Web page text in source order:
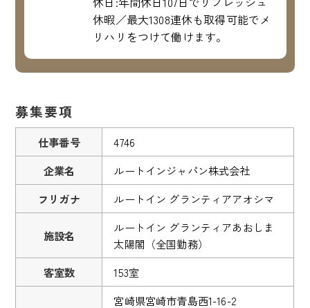
休暇／最大1308連休も取得可能でメ
リハリをつけて働けます。
募集要項
仕事番号
4746
企業名
ルートインジャパン株式会社
フリガナ
ルートイン グランティアアオシマ
施設名
ルートイン グランティアあおしま
太陽閣（全国勤務）
客室数
153室
宮崎県宮崎市青島西1-16-2